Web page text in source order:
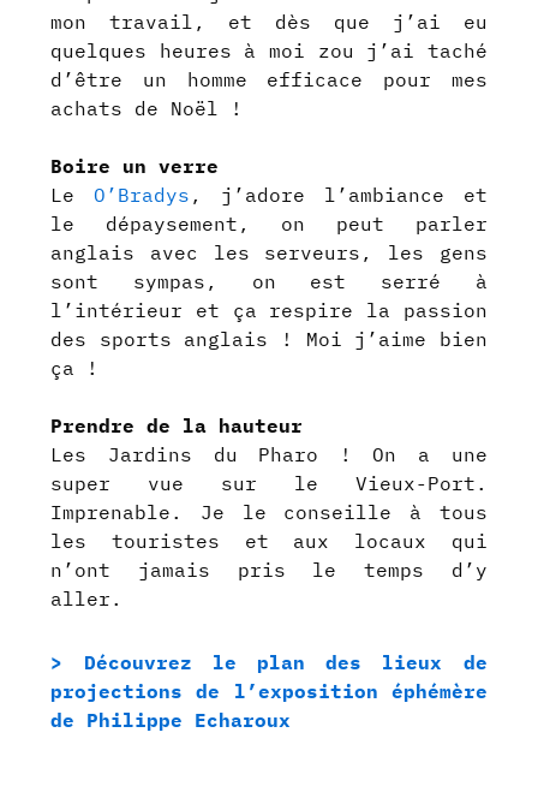
mon travail, et dès que j’ai eu
quelques heures à moi zou j’ai taché
d’être un homme efficace pour mes
achats de Noël !
Boire un verre
LeO’Bradys , j’adore l’ambiance et
le dépaysement, on peut parler
anglais avec les serveurs, les gens
sont sympas, on est serré à
l’intérieur et ça respire la passion
des sports anglais ! Moi j’aime bien
ça !
Prendre de la hauteur
Les Jardins du Pharo ! On a une
super vue sur le Vieux-Port.
Imprenable. Je le conseille à tous
les touristes et aux locaux qui
n’ont jamais pris le temps d’y
aller.
> Découvrez le plan des lieux de
projections de l’exposition éphémère
de Philippe Echaroux